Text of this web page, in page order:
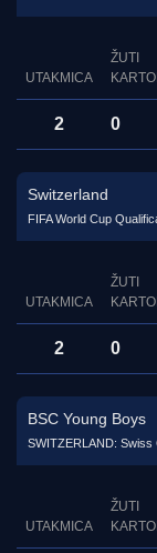
UTAKMICA
ŽUTI
2 0
Switzerland
FIFA World Cup
UTAKMICA
ŽUTI
2 0
BSC Young Boys
SWITZERLAND: Swiss
UTAKMICA
ŽUTI